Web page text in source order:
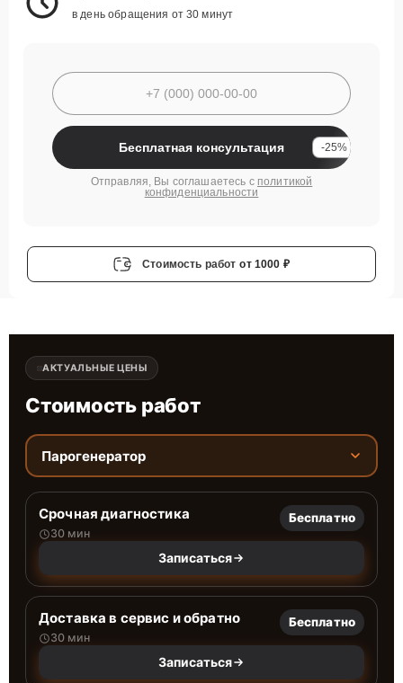
в день обращения от 30 минут
Бесплатная консультация -25%
Отправляя, Вы соглашаетесь с политикой
конфиденциальности
Стоимость работ от 1000 ₽
АКТУАЛЬНЫЕ ЦЕНЫ
Стоимость работ
Парогенератор
Срочная диагностика
30 мин
Бесплатно
Записаться
Доставка в сервис и обратно
30 мин
Бесплатно
Записаться